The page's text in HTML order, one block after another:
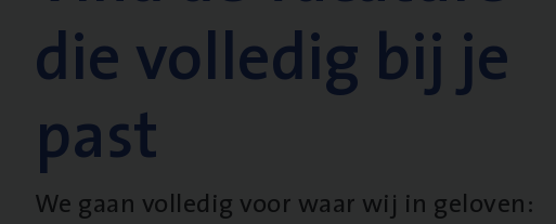
die volledig bij je
past
We gaan volledig voor waar wij in geloven: